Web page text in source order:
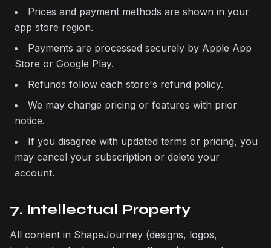
Prices and payment methods are shown in your
app store region.
Payments are processed securely by Apple App
Store or Google Play.
Refunds follow each store's refund policy.
We may change pricing or features with prior
notice.
If you disagree with updated terms or pricing, you
may cancel your subscription or delete your
account.
7. Intellectual Property
All content in ShapeJourney (designs, logos,